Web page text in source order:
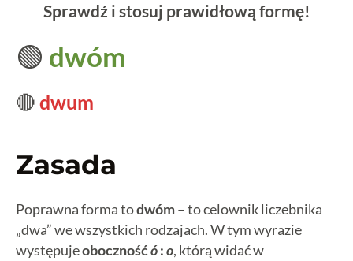
Sprawdź i stosuj prawidłową formę!
🟢 dwóm
🔴 dwum
Zasada
Poprawna forma todwóm– to celownik liczebnika
„dwa” we wszystkich rodzajach. W tym wyrazie
występujeobocznośćó:o, którą widać w